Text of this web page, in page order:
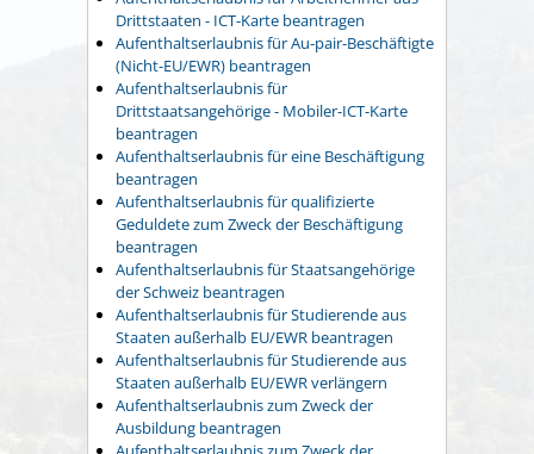
Drittstaaten - ICT-Karte beantragen
Aufenthaltserlaubnis für Au-pair-Beschäftigte
(Nicht-EU/EWR) beantragen
Aufenthaltserlaubnis für
Drittstaatsangehörige - Mobiler-ICT-Karte
beantragen
Aufenthaltserlaubnis für eine Beschäftigung
beantragen
Aufenthaltserlaubnis für qualifizierte
Geduldete zum Zweck der Beschäftigung
beantragen
Aufenthaltserlaubnis für Staatsangehörige
der Schweiz beantragen
Aufenthaltserlaubnis für Studierende aus
Staaten außerhalb EU/EWR beantragen
Aufenthaltserlaubnis für Studierende aus
Staaten außerhalb EU/EWR verlängern
Aufenthaltserlaubnis zum Zweck der
Ausbildung beantragen